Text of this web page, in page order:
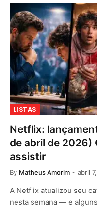
LISTAS
Netflix:
de abril de 2026)
assistir
By Matheus Amorim abril
A Netflix atualizou seu
nesta semana — e